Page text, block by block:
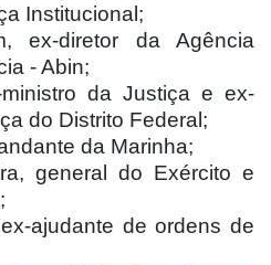
Institucional;
ex-diretor da Agência
- Abin;
da Justiça e ex-
do Distrito Federal;
da Marinha;
general do Exército e
ajudante de ordens de